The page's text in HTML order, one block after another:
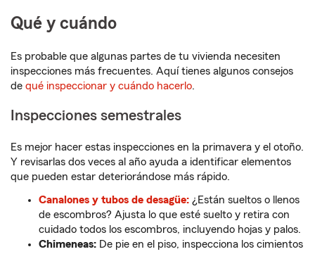
Qué y cuándo
Es probable que algunas partes de tu vivienda necesiten
inspecciones más frecuentes. Aquí tienes algunos consejos
de qué inspeccionar y cuándo hacerlo.
Inspecciones semestrales
Es mejor hacer estas inspecciones en la primavera y el otoño.
Y revisarlas dos veces al año ayuda a identificar elementos
que pueden estar deteriorándose más rápido.
Canalones y tubos de desagüe: ¿Están sueltos o llenos
de escombros? Ajusta lo que esté suelto y retira con
cuidado todos los escombros, incluyendo hojas y palos.
Chimeneas: De pie en el piso, inspecciona los cimientos